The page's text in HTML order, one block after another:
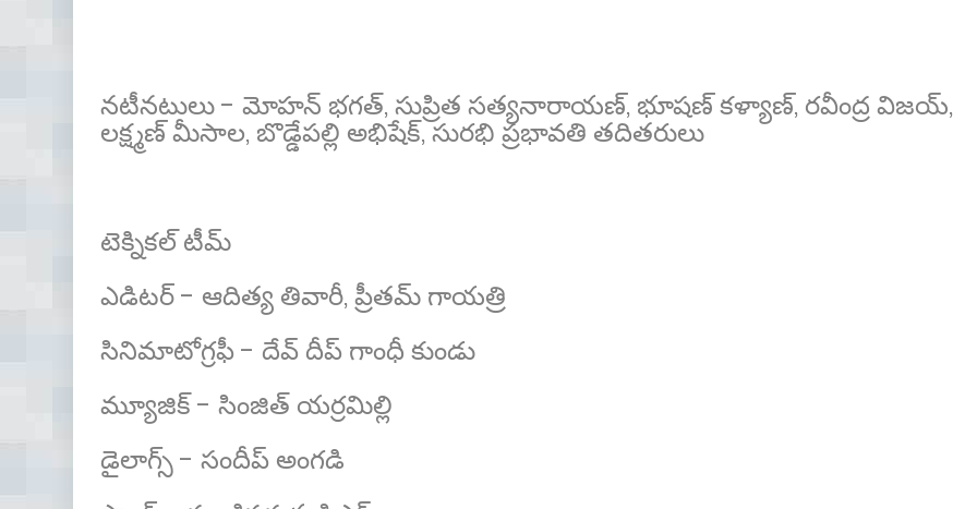
నటీనటులు - మోహన్ భగత్, సుప్రిత సత్యనారాయణ్, భూషణ్ కళ్యాణ్, రవీంద్ర విజయ్,
లక్ష్మణ్ మీసాల, బొడ్డేపల్లి అభిషేక్, సురభి ప్రభావతి తదితరులు
టెక్నికల్ టీమ్
ఎడిటర్ - ఆదిత్య తివారీ, ప్రీతమ్ గాయత్రి
సినిమాటోగ్రఫీ - దేవ్ దీప్ గాంధీ కుండు
మ్యూజిక్ - సింజిత్ యర్రమిల్లి
డైలాగ్స్ - సందీప్ అంగడి